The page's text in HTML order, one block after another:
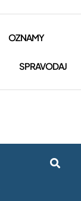
OZNAMY
SPRAVODAJ